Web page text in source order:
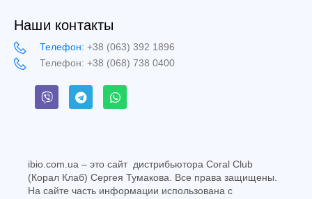
Наши контакты
Телефон: +38 (063) 392 1896
Телефон: +38 (068) 738 0400
ibio.com.ua – это сайт дистрибьютора Coral Club
(Корал Клаб) Сергея Тумакова. Все права защищены.
На сайте часть информации использована c